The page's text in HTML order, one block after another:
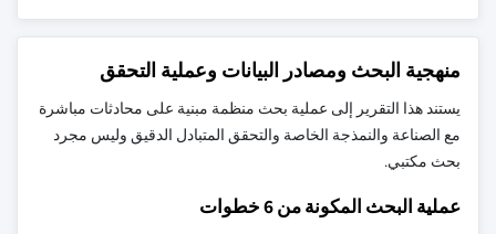
منهجية البحث ومصادر البيانات وعملية التحقق
يستند هذا التقرير إلى عملية بحث منظمة مبنية على محادثات مباشرة
مع الصناعة والنمذجة الخاصة والتحقق المتبادل الدقيق وليس مجرد
بحث مكتبي.
عملية البحث المكونة من 6 خطوات